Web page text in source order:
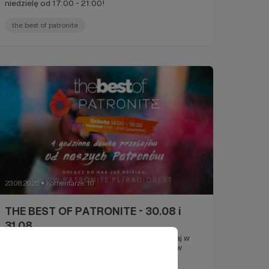
niedzielę od 17:00 - 21:00!
the best of patronite
23.08.2025 ● Komentarze: 10
THE BEST OF PATRONITE - 30.08 i
31.08
Zamów swój przebój na naszej antenie i słuchaj w
każdą sobotę od 14:00 - 18:00 oraz powtórki w